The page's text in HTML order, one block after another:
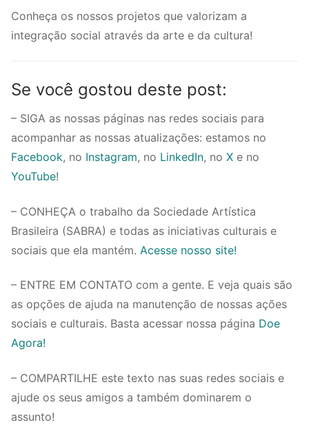
Conheça os nossos projetos que valorizam a
integração social através da arte e da cultura!
Se você gostou deste post:
– SIGA as nossas páginas nas redes sociais para
acompanhar as nossas atualizações: estamos no
Facebook, no Instagram, no LinkedIn, no X e no
YouTube!
– CONHEÇA o trabalho da Sociedade Artística
Brasileira (SABRA) e todas as iniciativas culturais e
sociais que ela mantém. Acesse nosso site!
– ENTRE EM CONTATO com a gente. E veja quais são
as opções de ajuda na manutenção de nossas ações
sociais e culturais. Basta acessar nossa página Doe
Agora!
– COMPARTILHE este texto nas suas redes sociais e
ajude os seus amigos a também dominarem o
assunto!